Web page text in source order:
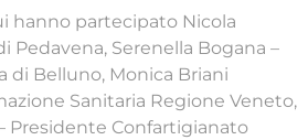
hanno partecipato Nicola
Pedavena, Serenella Bogana –
di Belluno, Monica Briani
Sanitaria Regione Veneto,
Presidente Confartigianato